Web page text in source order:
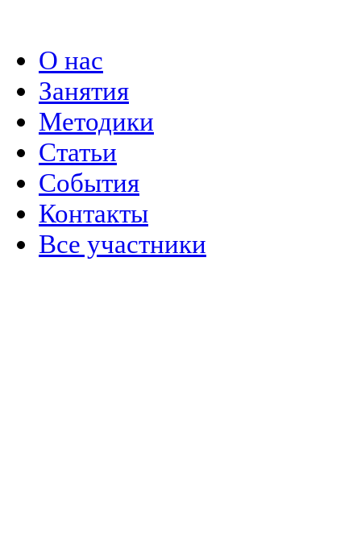
О нас
Занятия
Методики
Статьи
События
Контакты
Все участники